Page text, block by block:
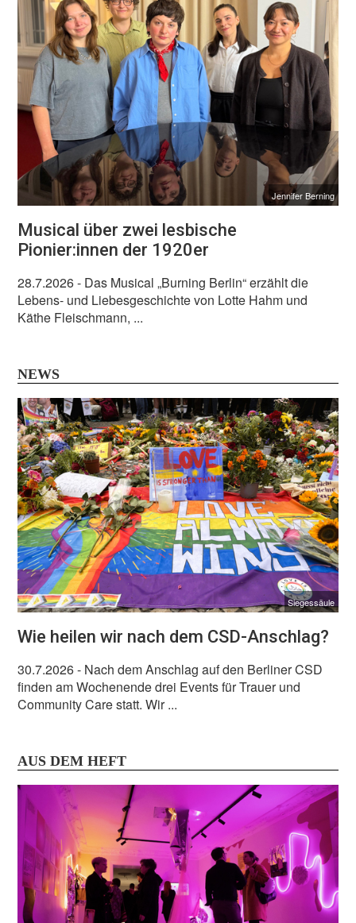
Jennifer Berning
Musical über zwei lesbische
Pionier:innen der 1920er
28.7.2026- Das Musical „Burning Berlin“ erzählt die
Lebens- und Liebesgeschichte von Lotte Hahm und
Käthe Fleischmann, ...
NEWS
Siegessäule
Wie heilen wir nach dem CSD-Anschlag?
30.7.2026- Nach dem Anschlag auf den Berliner CSD
finden am Wochenende drei Events für Trauer und
Community Care statt. Wir ...
AUS DEM HEFT